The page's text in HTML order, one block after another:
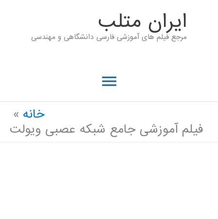
ايران متلب
مرجع فیلم های آموزشی فارسی دانشگاهی و مهندسی
فهرست
خانه
فیلم آموزشی جامع شبکه عصبی ویولت